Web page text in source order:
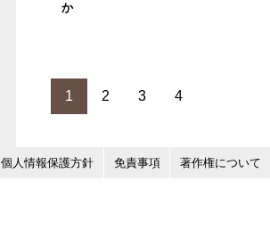
か
1 2 3 4
個人情報保護方針 免責事項 著作権について